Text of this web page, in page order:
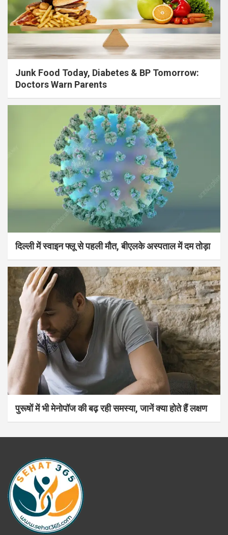
Junk Food Today, Diabetes & BP Tomorrow:
Doctors Warn Parents
दिल्ली में स्वाइन फ्लू से पहली मौत, बीएलके अस्पताल में दम तोड़ा
पुरूषों में भी मेनोपॉज की बढ़ रही समस्या, जानें क्या होते हैं लक्षण